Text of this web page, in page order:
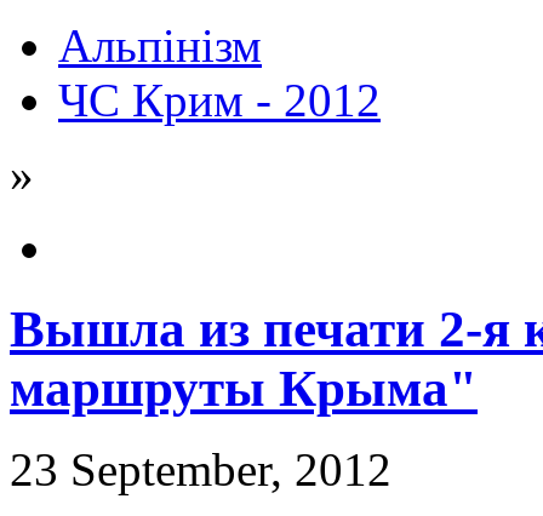
Альпінізм
ЧС Крим - 2012
»
Вышла из печати 2-я
маршруты Крыма"
23 September, 2012